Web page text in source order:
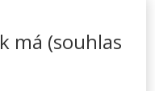
má (souhlas